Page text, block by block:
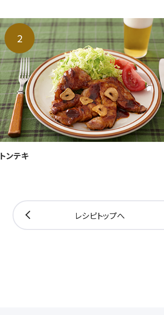
トンテキ
レシピトップへ